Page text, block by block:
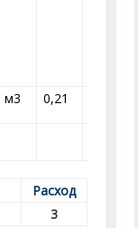
м3 0,21
Расход
3